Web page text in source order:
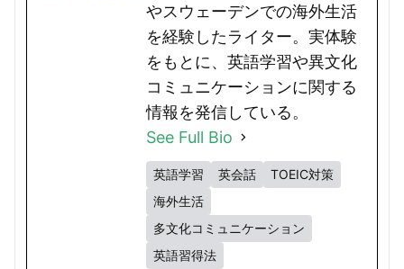
やスウェーデンでの海外生活
を経験したライター。実体験
をもとに、英語学習や異文化
コミュニケーションに関する
情報を発信している。
See Full Bio
英語学習 英会話
TOEIC対策
海外生活
多文化コミュニケーション
英語習得法